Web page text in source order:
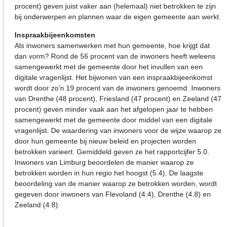
procent) geven juist vaker aan (helemaal) niet betrokken te zijn
bij onderwerpen en plannen waar de eigen gemeente aan werkt.
Inspraakbijeenkomsten
Als inwoners samenwerken met hun gemeente, hoe krijgt dat
dan vorm? Rond de 56 procent van de inwoners heeft weleens
samengewerkt met de gemeente door het invullen van een
digitale vragenlijst. Het bijwonen van een inspraakbijeenkomst
wordt door zo’n 19 procent van de inwoners genoemd. Inwoners
van Drenthe (48 procent), Friesland (47 procent) en Zeeland (47
procent) geven minder vaak aan het afgelopen jaar te hebben
samengewerkt met de gemeente door middel van een digitale
vragenlijst. De waardering van inwoners voor de wijze waarop ze
door hun gemeente bij nieuw beleid en projecten worden
betrokken varieert. Gemiddeld geven ze het rapportcijfer 5.0.
Inwoners van Limburg beoordelen de manier waarop ze
betrokken worden in hun regio het hoogst (5.4). De laagste
beoordeling van de manier waarop ze betrokken worden, wordt
gegeven door inwoners van Flevoland (4.4), Drenthe (4.8) en
Zeeland (4.8).